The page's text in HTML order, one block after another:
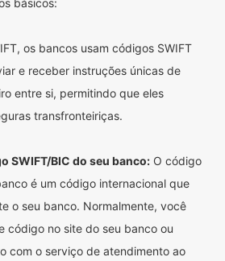
básicos:
os bancos usam códigos SWIFT
e receber instruções únicas de
entre si, permitindo que eles
transfronteiriças.
SWIFT/BIC do seu banco: O código
é um código internacional que
o seu banco. Normalmente, você
código no site do seu banco ou
com o serviço de atendimento ao